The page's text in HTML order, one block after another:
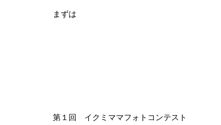
まずは
第１回 イクミママフォトコンテスト